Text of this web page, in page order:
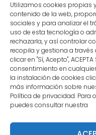
Utilizamos cookies propias
contenido de la web,
sociales y para analizar el
uso de esta tecnología o
rechazarla, y así controlar
recopila y gestiona a
clicar en "Sí, Acepto",
consentimiento en
la instalación de cookies
más información sobre
Política de privacidad.
puedes consultar nuestra
CONTACTO
MENÚ PRINCIPAL
MI CUENTA
DOCUMENTACIÓN